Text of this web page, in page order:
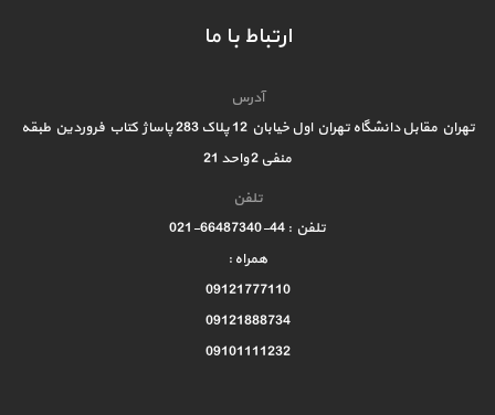
ارتباط با ما
آدرس
تهران مقابل دانشگاه تهران اول خیابان 12 پلاک 283 پاساژ کتاب فروردین طبقه
منفی 2 واحد 21
تلفن
تلفن : 44-66487340-021
همراه :
09121777110
09121888734
09101111232